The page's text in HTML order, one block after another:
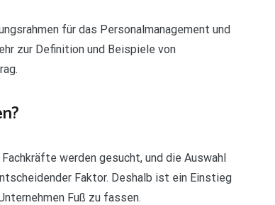
für das Personalmanagement und
zur Definition und Beispiele von
werden gesucht, und die Auswahl
Faktor. Deshalb ist ein Einstieg
Fuß zu fassen.